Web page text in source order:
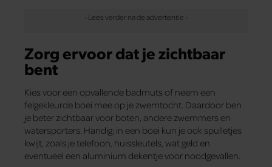
Zorg ervoor dat je zichtbaar
bent
Kies voor een opvallende badmuts of neem een
felgekleurde boei mee op je zwemtocht. Daardoor ben
je beter zichtbaar voor boten, andere zwemmers en
watersporters. Handig: in een boei kun je ook spulletjes
kwijt, zoals je telefoon, huis­sleutels, wat geld en
eventueel een aluminium dekentje voor noodgevallen.